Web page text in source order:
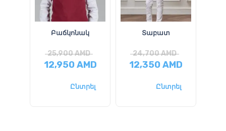
Բաճկոնակ
25,900AMD
12,950AMD
Ընտրել
Տաբատ
24,700AMD
12,350AMD
Ընտրել